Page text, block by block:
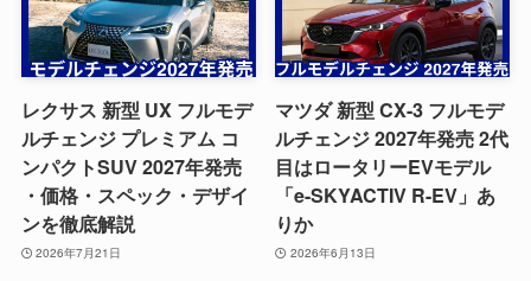
レクサス 新型 UX フルモデ
ルチェンジ プレミアム コ
ンパクトSUV 2027年発売
・価格・スペック・デザイ
ンを徹底解説
2026年7月21日
マツダ 新型 CX-3 フルモデ
ルチェンジ 2027年発売 2代
目はロータリーEVモデル
「e-SKYACTIV R-EV」あ
りか
2026年6月13日